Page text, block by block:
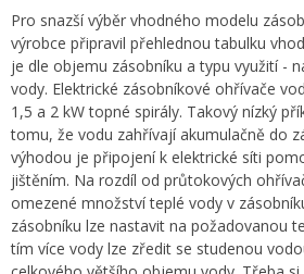
Pro snazší výběr vhodného modelu
výrobce připravil přehlednou tabulku
je dle objemu zásobníku a typu využití -
vody. Elektrické zásobníkové ohřívače
1,5 a 2 kW topné spirály. Takový nízký
tomu, že vodu zahřívají akumulačně do
výhodou je připojení k elektrické síti
jištěním. Na rozdíl od průtokových
omezené množství teplé vody v
zásobníku lze nastavit na požadovanou
tím více vody lze zředit se studenou